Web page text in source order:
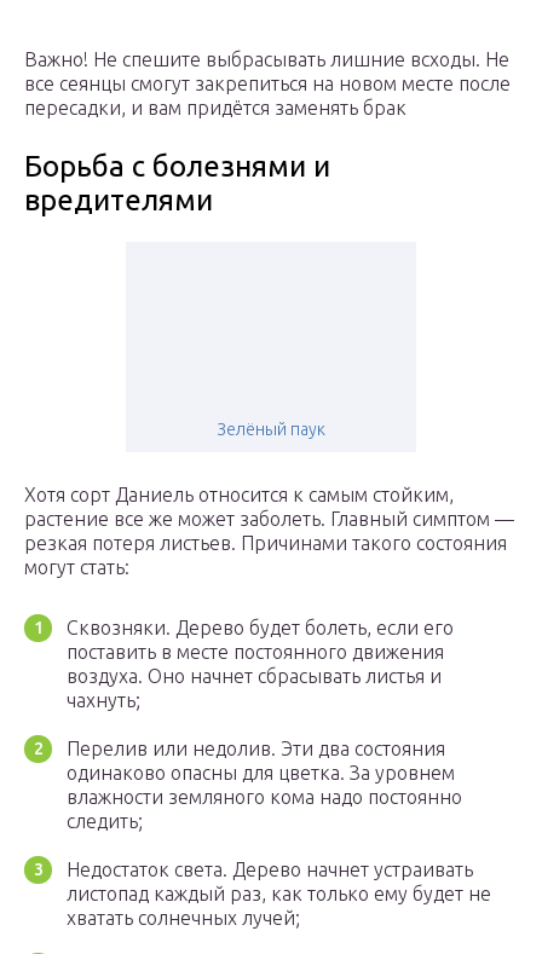
Важно! Не спешите выбрасывать лишние всходы. Не
все сеянцы смогут закрепиться на новом месте после
пересадки, и вам придётся заменять брак
Борьба с болезнями и
вредителями
Зелёный паук
Хотя сорт Даниель относится к самым стойким,
растение все же может заболеть. Главный симптом —
резкая потеря листьев. Причинами такого состояния
могут стать:
Сквозняки. Дерево будет болеть, если его
поставить в месте постоянного движения
воздуха. Оно начнет сбрасывать листья и
чахнуть;
Перелив или недолив. Эти два состояния
одинаково опасны для цветка. За уровнем
влажности земляного кома надо постоянно
следить;
Недостаток света. Дерево начнет устраивать
листопад каждый раз, как только ему будет не
хватать солнечных лучей;